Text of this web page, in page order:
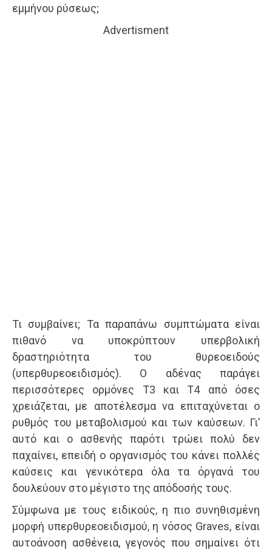
εμμήνου ρύσεως;
Advertisment
Τι συμβαίνει; Τα παραπάνω συμπτώματα είναι
πιθανό να υποκρύπτουν υπερβολική
δραστηριότητα του θυρεοειδούς
(υπερθυρεοειδισμός). Ο αδένας παράγει
περισσότερες ορμόνες Τ3 και Τ4 από όσες
χρειάζεται, με αποτέλεσμα να επιταχύνεται ο
ρυθμός του μεταβολισμού και των καύσεων. Γι’
αυτό και ο ασθενής παρότι τρώει πολύ δεν
παχαίνει, επειδή ο οργανισμός του κάνει πολλές
καύσεις και γενικότερα όλα τα όργανά του
δουλεύουν στο μέγιστο της απόδοσής τους.
Σύμφωνα με τους ειδικούς, η πιο συνηθισμένη
μορφή υπερθυρεοειδισμού, η νόσος Graves, είναι
αυτοάνοση ασθένεια, γεγονός που σημαίνει ότι